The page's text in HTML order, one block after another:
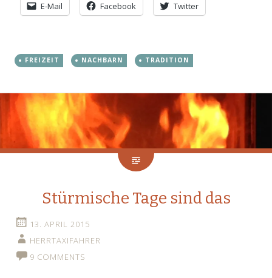
E-Mail Facebook Twitter
FREIZEIT NACHBARN TRADITION
Stürmische Tage sind das
13. APRIL 2015
HERRTAXIFAHRER
9 COMMENTS